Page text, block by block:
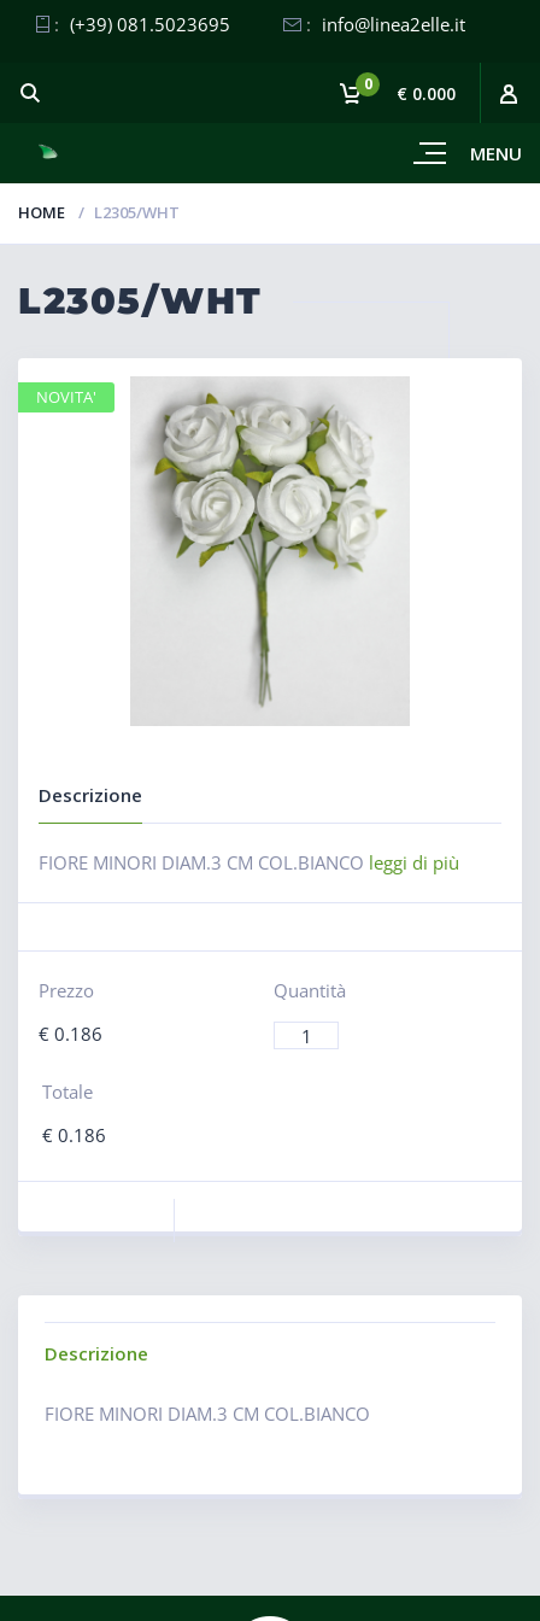
: (+39) 081.5023695 : info@linea2elle.it
MENU
0 € 0.000
HOME L2305/WHT
L2305/WHT
Descrizione
FIORE MINORI DIAM.3 CM COL.BIANCO leggi di più
Prezzo
€0.186
Quantità
Totale
€0.186
NOVITA'
Descrizione
FIORE MINORI DIAM.3 CM COL.BIANCO